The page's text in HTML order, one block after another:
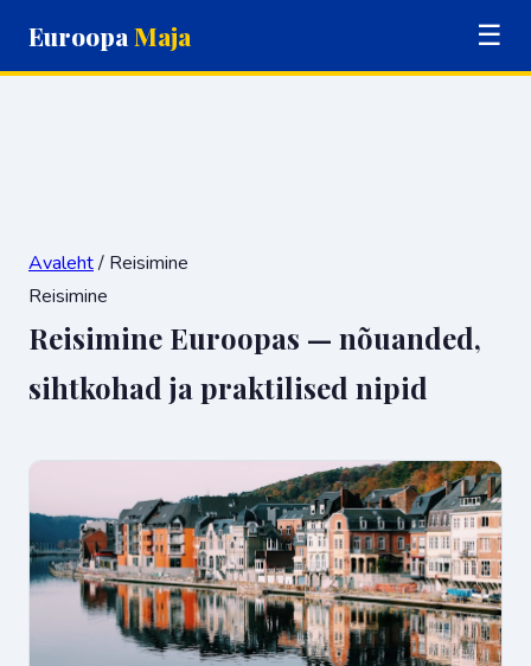
Euroopa Maja ☰
Avaleht/ Reisimine
Reisimine
Reisimine Euroopas — nõuanded,
sihtkohad ja praktilised nipid